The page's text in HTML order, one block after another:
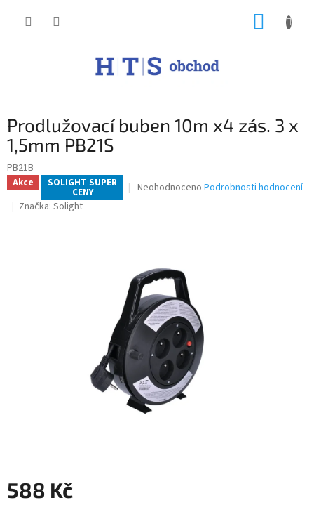
Prodlužovací buben 10m x4 zás. 3 x
1,5mm PB21S
PB21B
Akce SOLIGHT SUPER
CENY
Průměrné
hvězdiček.
Neohodnoceno Podrobnosti hodnocení
Značka: Solight
588 Kč